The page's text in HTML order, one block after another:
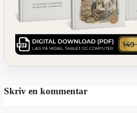
Skriv en kommentar